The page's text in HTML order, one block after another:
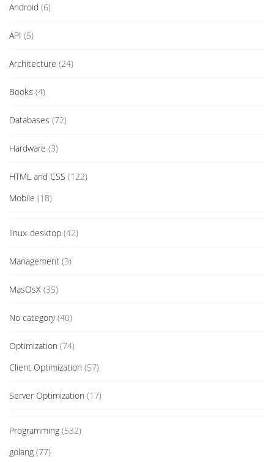
Android (6)
API (5)
Architecture (24)
Books (4)
Databases (72)
Hardware (3)
HTML and CSS (122)
Mobile (18)
linux-desktop (42)
Management (3)
MasOsX (35)
No category(40)
Optimization (74)
Client Optimization (57)
Server Optimization (17)
Programming (532)
golang (77)